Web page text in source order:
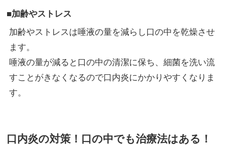
■加齢やストレス
加齢やストレスは唾液の量を減らし口の中を乾燥させ
ます。
唾液の量が減ると口の中の清潔に保ち、細菌を洗い流
すことがきなくなるので口内炎にかかりやすくなりま
す。
口内炎の対策！口の中でも治療法はある！